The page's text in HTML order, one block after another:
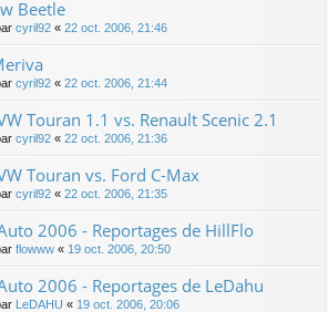
Beetle
cyril92 « 22 oct. 2006, 21:46
cyril92 « 22 oct. 2006, 21:44
Touran 1.1 vs. Renault Scenic 2.1
cyril92 « 22 oct. 2006, 21:36
Touran vs. Ford C-Max
cyril92 « 22 oct. 2006, 21:35
2006 - Reportages de HillFlo
flowww « 19 oct. 2006, 20:50
2006 - Reportages de LeDahu
LeDAHU « 19 oct. 2006, 20:06